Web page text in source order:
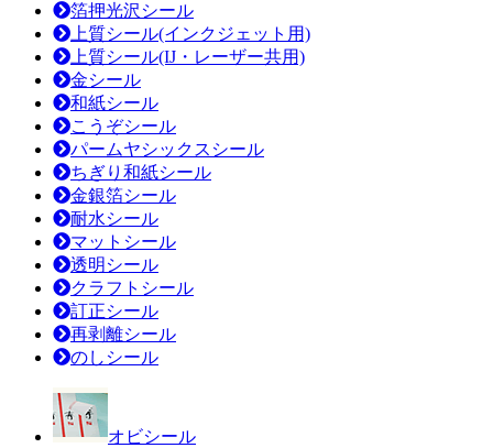
箔押光沢シール
上質シール(インクジェット用)
上質シール(IJ・レーザー共用)
金シール
和紙シール
こうぞシール
パームヤシックスシール
ちぎり和紙シール
金銀箔シール
耐水シール
マットシール
透明シール
クラフトシール
訂正シール
再剥離シール
のしシール
オビシール